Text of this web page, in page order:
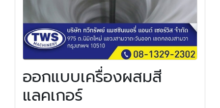
ออกแบบเครื่องผสมสี
แลคเกอร์